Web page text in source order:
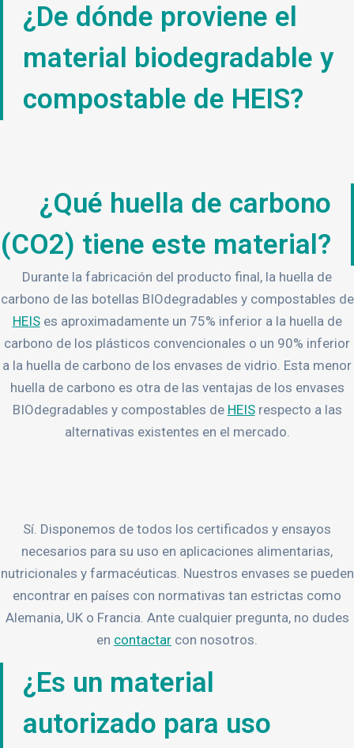
¿De dónde proviene el
material biodegradable y
compostable de HEIS?
¿Qué huella de carbono
(CO2) tiene este material?
Durante la fabricación del producto final, la huella de
carbono de las botellas BIOdegradables y compostables de
HEISes aproximadamente un 75% inferior a la huella de
carbono de los plásticos convencionales o un 90% inferior
a la huella de carbono de los envases de vidrio. Esta menor
huella de carbono es otra de las ventajas de los envases
BIOdegradables y compostables de HEISrespecto a las
alternativas existentes en el mercado.
Sí. Disponemos de todos los certificados y ensayos
necesarios para su uso en aplicaciones alimentarias,
nutricionales y farmacéuticas. Nuestros envases se pueden
encontrar en países con normativas tan estrictas como
Alemania, UK o Francia. Ante cualquier pregunta, no dudes
en contactar con nosotros.
¿Es un material
autorizado para uso